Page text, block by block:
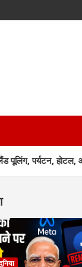
होटल, औद्योगिक भवन